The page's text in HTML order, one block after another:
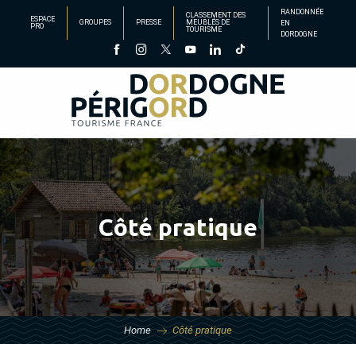
principal
ESPACE
PRO
GROUPES PRESSE
CLASSEMENT DES
MEUBLÉS DE
TOURISME
RANDONNÉE
EN
DORDOGNE
Côté pratique
Home Côté pratique